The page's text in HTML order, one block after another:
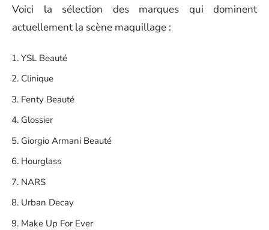
Voici la sélection des marques qui dominent
actuellement la scène maquillage :
YSL Beauté
Clinique
Fenty Beauté
Glossier
Giorgio Armani Beauté
Hourglass
NARS
Urban Decay
Make Up For Ever